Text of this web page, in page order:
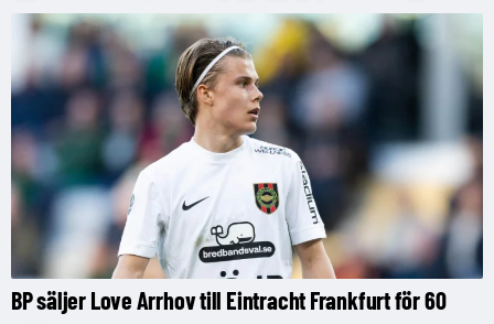
BP säljer Love Arrhov till Eintracht Frankfurt för 60